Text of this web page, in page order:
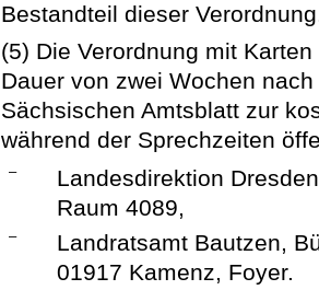
Bestandteil dieser
(5) Die Verordnung mit
Dauer von zwei Wochen
Sächsischen Amtsblatt zur
während der Sprechzeiten
–
Landesdirektion
Raum 4089,
–
Landratsamt Bautzen,
01917 Kamenz, Foyer.